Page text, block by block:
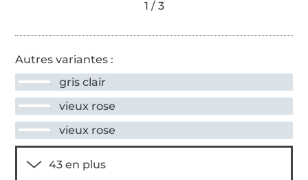
Autres variantes :
gris clair
vieux rose
vieux rose